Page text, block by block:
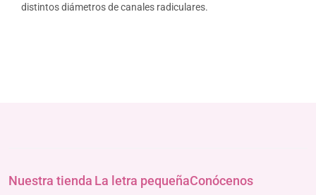
distintos diámetros de canales radiculares.
Nuestra tienda La letra pequeñaConócenos